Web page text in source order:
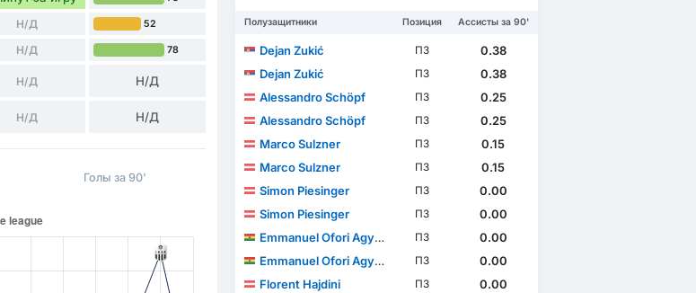
Н/Д 52
Н/Д 78
Н/Д Н/Д
Н/Д Н/Д
Голы за 90'
Полузащитники Позиция Ассисты за 90'
Dejan Zukić ПЗ
0.38
Dejan Zukić
ПЗ
0.38
Alessandro Schöpf
ПЗ
0.25
Alessandro Schöpf
ПЗ
0.25
Marco Sulzner
ПЗ
0.15
Marco Sulzner
ПЗ
0.15
Simon Piesinger
ПЗ
0.00
Simon Piesinger
ПЗ
0.00
Emmanuel Ofori Agyemang
ПЗ
0.00
Emmanuel Ofori Agyemang
ПЗ
0.00
Florent Hajdini
ПЗ
0.00